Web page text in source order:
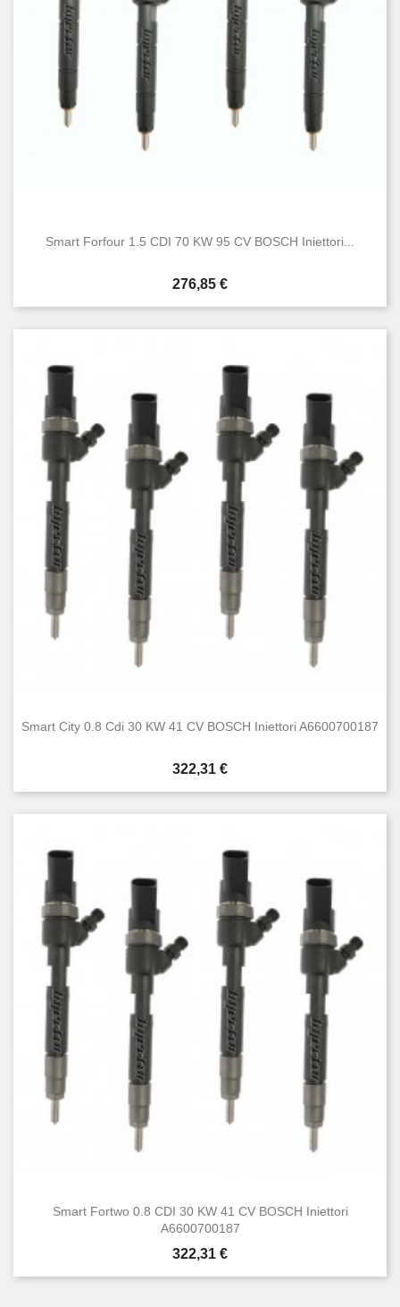
Smart Forfour 1.5 CDI 70 KW 95 CV BOSCH Iniettori...
Prezzo
276,85 €
Smart City 0.8 Cdi 30 KW 41 CV BOSCH Iniettori A6600700187
Prezzo
322,31 €
Smart Fortwo 0.8 CDI 30 KW 41 CV BOSCH Iniettori
A6600700187
Prezzo
322,31 €